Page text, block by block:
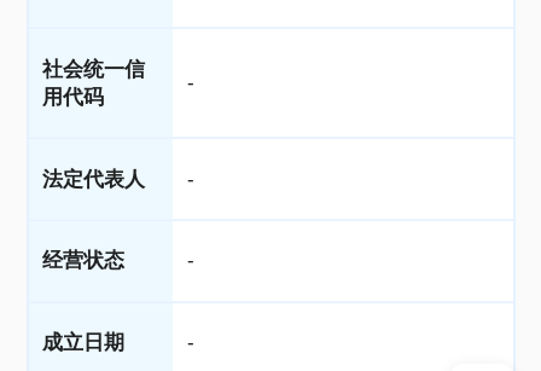
社会统一信
用代码
-
法定代表人 -
经营状态 -
成立日期 -